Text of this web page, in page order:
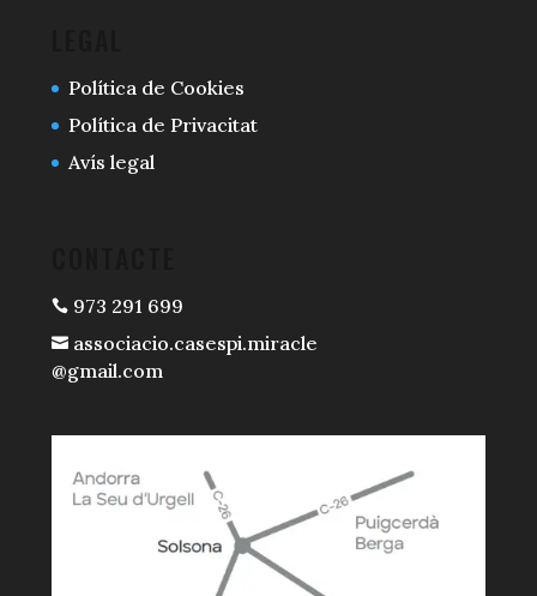
Política de Cookies
Política de Privacitat
Avís legal
973 291 699
associacio.casespi.miracle
@gmail.com